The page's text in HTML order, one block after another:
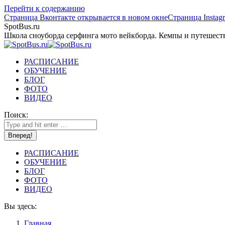
Перейти к содержанию
Страница Вконтакте открывается в новом окнеСтраница
SpotBus.ru
Школа сноуборда серфинга мото вейкборда. Кемпы и
РАСПИСАНИЕ
ОБУЧЕНИЕ
БЛОГ
ФОТО
ВИДЕО
Поиск:
РАСПИСАНИЕ
ОБУЧЕНИЕ
БЛОГ
ФОТО
ВИДЕО
Вы здесь:
Главная